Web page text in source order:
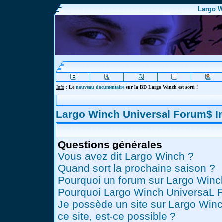
Largo
Info : Lenouveau documentairesur la BD Largo Winch est sorti !
Largo Winch Universal Forum$
Questions générales
Vous avez dit Largo Winch ?
Quand sort la prochaine saison ?
Pourquoi un forum sur Largo
Pourquoi Largo Winch UniversaL
Je possède un site sur Largo
ce site, est-ce possible ?